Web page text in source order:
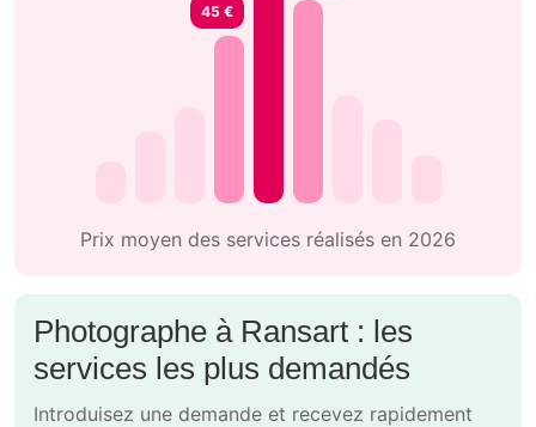
45 €
Prix moyen des services réalisés en 2026
Photographe à Ransart : les
services les plus demandés
Introduisez une demande et recevez rapidement